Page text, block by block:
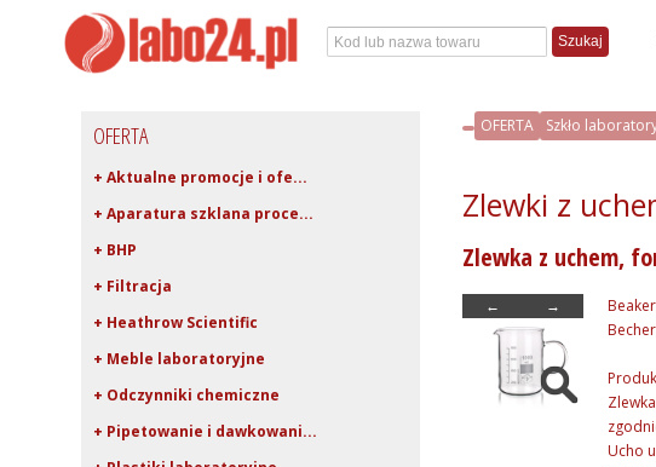
Szukaj
OFERTA
+ Aktualne promocje i ofe...
+ Aparatura szklana proce...
+ BHP
+ Filtracja
+ Heathrow Scientific
+ Meble laboratoryjne
+ Odczynniki chemiczne
+ Pipetowanie i dawkowani...
OFERTA Szkło
Zlewki z
Zlewka z uchem,
← →
Ucho